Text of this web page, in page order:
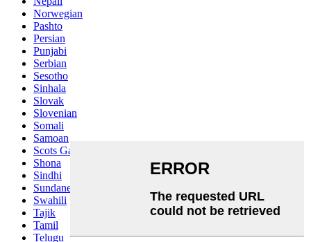
Norwegian
Pashto
Persian
Punjabi
Serbian
Sesotho
Sinhala
Slovak
Slovenian
Somali
Samoan
Scots Gaelic
Shona
Sindhi
Sundanese
Swahili
Tajik
Tamil
Telugu